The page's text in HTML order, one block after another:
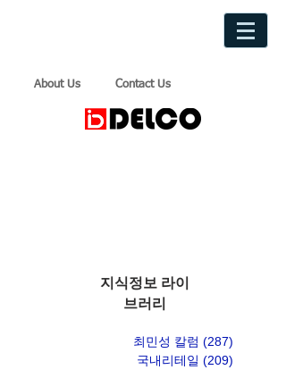
About Us Contact Us
지식정보 라이
브러리
최민성 칼럼 (287)
국내리테일 (209)